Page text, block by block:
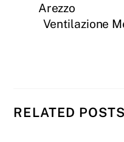
Arezzo
Ventilazione
RELATED POSTS